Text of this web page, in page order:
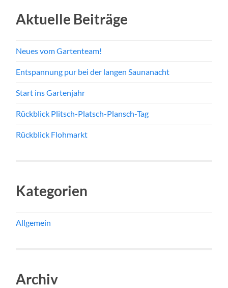
Aktuelle Beiträge
Neues vom Gartenteam!
Entspannung pur bei der langen Saunanacht
Start ins Gartenjahr
Rückblick Plitsch-Platsch-Plansch-Tag
Rückblick Flohmarkt
Kategorien
Allgemein
Archiv